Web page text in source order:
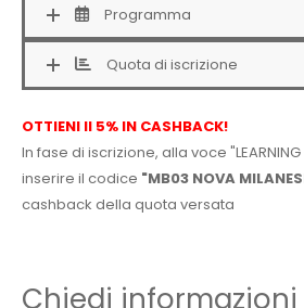
Programma
Quota di iscrizione
OTTIENI Il 5% IN CASHBACK!
In fase di iscrizione, alla voce "LEARNING
inserire il codice "MB03 NOVA
cashback della quota versata
Chiedi